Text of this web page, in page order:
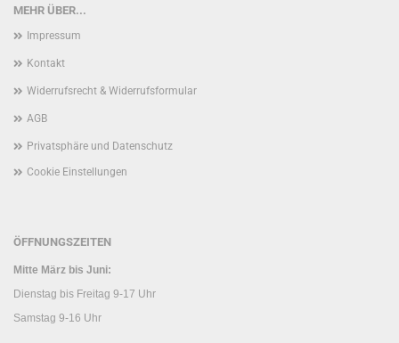
MEHR ÜBER...
Impressum
Kontakt
Widerrufsrecht & Widerrufsformular
AGB
Privatsphäre und Datenschutz
Cookie Einstellungen
ÖFFNUNGSZEITEN
Mitte März bis Juni:
Dienstag bis Freitag 9-17 Uhr
Samstag 9-16 Uhr